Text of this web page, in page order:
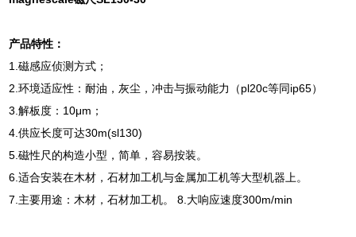
产品特性：
1.磁感应侦测方式；
2.环境适应性：耐油，灰尘，冲击与振动能力（pl20c等同ip65）
3.解板度：10μm；
4.供应长度可达30m(sl130)
5.磁性尺的构造小型，简单，容易按装。
6.适合安装在木材，石材加工机与金属加工机等大型机器上。
7.主要用途：木材，石材加工机。 8.大响应速度300m/min